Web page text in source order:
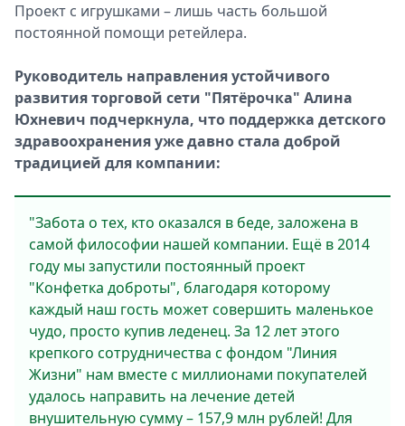
Проект с игрушками – лишь часть большой
постоянной помощи ретейлера.
Руководитель направления устойчивого
развития торговой сети "Пятёрочка" Алина
Юхневич подчеркнула, что поддержка детского
здравоохранения уже давно стала доброй
традицией для компании:
"Забота о тех, кто оказался в беде, заложена в
самой философии нашей компании. Ещё в 2014
году мы запустили постоянный проект
"Конфетка доброты", благодаря которому
каждый наш гость может совершить маленькое
чудо, просто купив леденец. За 12 лет этого
крепкого сотрудничества с фондом "Линия
Жизни" нам вместе с миллионами покупателей
удалось направить на лечение детей
внушительную сумму – 157,9 млн рублей! Для